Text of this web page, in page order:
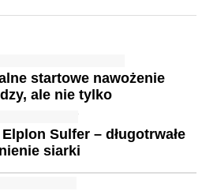
startowe nawożenie
ale nie tylko
Sulfer – długotrwałe
siarki